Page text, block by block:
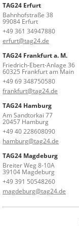
TAG24 Erfurt
Bahnhofstraße 38
99084 Erfurt
+49 361 34947880
erfurt@tag24.de
TAG24 Frankfurt a. M.
Friedrich-Ebert-Anlage 36
60325 Frankfurt am Main
+49 69 348750580
frankfurt@tag24.de
TAG24 Hamburg
Am Sandtorkai 77
20457 Hamburg
+49 40 228608090
hamburg@tag24.de
TAG24 Magdeburg
Breiter Weg 8-10A
39104 Magdeburg
+49 391 50548260
magdeburg@tag24.de